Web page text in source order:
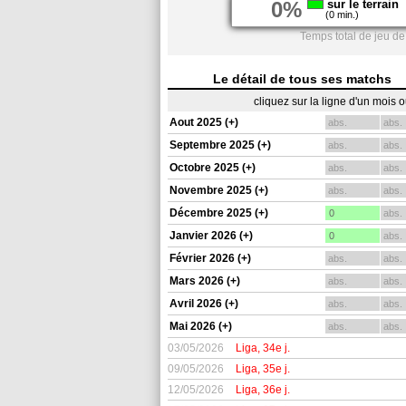
0% sur le terrain
(0 min.)
Temps total de jeu
Le détail de tous ses matchs
cliquez sur la ligne d'un mois
Aout 2025 (+)
abs. abs.
Septembre 2025 (+) abs. abs.
Octobre 2025 (+) abs. abs.
Novembre 2025 (+) abs. abs.
Décembre 2025 (+) 0 abs.
Janvier 2026 (+) 0 abs.
Février 2026 (+) abs. abs.
Mars 2026 (+) abs. abs.
Avril 2026 (+) abs. abs.
Mai 2026 (+) abs. abs.
03/05/2026 Liga, 34e j.
09/05/2026
Liga, 35e j.
12/05/2026
Liga, 36e j.